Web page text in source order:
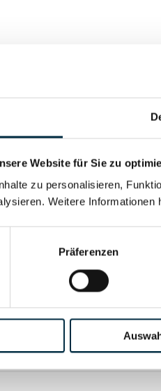
Website für Sie zu
zu personalisieren,
Weitere Informationen
Präferenzen